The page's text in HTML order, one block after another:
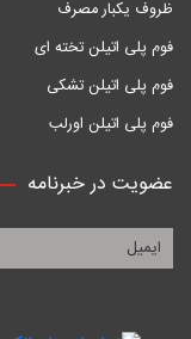
ظروف یکبار مصرف
فوم پلی اتیلن تخته ای
فوم پلی اتیلن تشکی
فوم پلی اتیلن اورلب
عضویت در خبرنامه